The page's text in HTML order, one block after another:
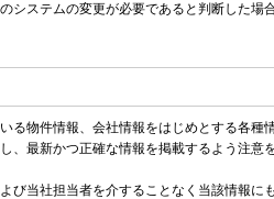
システムの変更が必要であると判断した
る物件情報、会社情報をはじめとする各
、最新かつ正確な情報を掲載するよう注
び当社担当者を介することなく当該情報